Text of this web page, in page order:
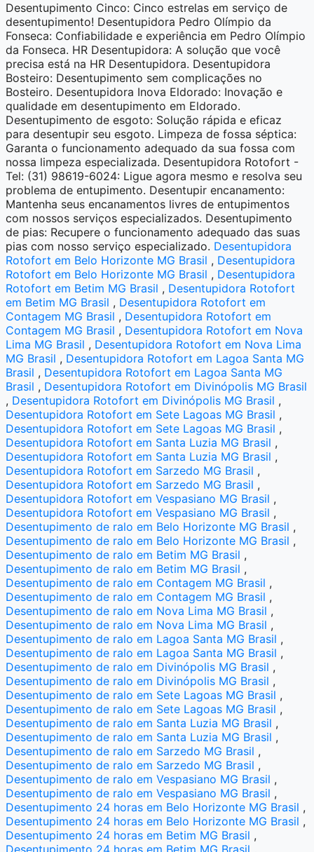
Desentupimento Cinco: Cinco estrelas em serviço de
desentupimento! Desentupidora Pedro Olímpio da
Fonseca: Confiabilidade e experiência em Pedro Olímpio
da Fonseca. HR Desentupidora: A solução que você
precisa está na HR Desentupidora. Desentupidora
Bosteiro: Desentupimento sem complicações no
Bosteiro. Desentupidora Inova Eldorado: Inovação e
qualidade em desentupimento em Eldorado.
Desentupimento de esgoto: Solução rápida e eficaz
para desentupir seu esgoto. Limpeza de fossa séptica:
Garanta o funcionamento adequado da sua fossa com
nossa limpeza especializada. Desentupidora Rotofort -
Tel: (31) 98619-6024: Ligue agora mesmo e resolva seu
problema de entupimento. Desentupir encanamento:
Mantenha seus encanamentos livres de entupimentos
com nossos serviços especializados. Desentupimento
de pias: Recupere o funcionamento adequado das suas
pias com nosso serviço especializado. Desentupidora
Rotofort em Belo Horizonte MG Brasil , Desentupidora
Rotofort em Belo Horizonte MG Brasil , Desentupidora
Rotofort em Betim MG Brasil , Desentupidora Rotofort
em Betim MG Brasil , Desentupidora Rotofort em
Contagem MG Brasil , Desentupidora Rotofort em
Contagem MG Brasil , Desentupidora Rotofort em Nova
Lima MG Brasil , Desentupidora Rotofort em Nova Lima
MG Brasil , Desentupidora Rotofort em Lagoa Santa MG
Brasil , Desentupidora Rotofort em Lagoa Santa MG
Brasil , Desentupidora Rotofort em Divinópolis MG Brasil
, Desentupidora Rotofort em Divinópolis MG Brasil ,
Desentupidora Rotofort em Sete Lagoas MG Brasil ,
Desentupidora Rotofort em Sete Lagoas MG Brasil ,
Desentupidora Rotofort em Santa Luzia MG Brasil ,
Desentupidora Rotofort em Santa Luzia MG Brasil ,
Desentupidora Rotofort em Sarzedo MG Brasil ,
Desentupidora Rotofort em Sarzedo MG Brasil ,
Desentupidora Rotofort em Vespasiano MG Brasil ,
Desentupidora Rotofort em Vespasiano MG Brasil ,
Desentupimento de ralo em Belo Horizonte MG Brasil ,
Desentupimento de ralo em Belo Horizonte MG Brasil ,
Desentupimento de ralo em Betim MG Brasil ,
Desentupimento de ralo em Betim MG Brasil ,
Desentupimento de ralo em Contagem MG Brasil ,
Desentupimento de ralo em Contagem MG Brasil ,
Desentupimento de ralo em Nova Lima MG Brasil ,
Desentupimento de ralo em Nova Lima MG Brasil ,
Desentupimento de ralo em Lagoa Santa MG Brasil ,
Desentupimento de ralo em Lagoa Santa MG Brasil ,
Desentupimento de ralo em Divinópolis MG Brasil ,
Desentupimento de ralo em Divinópolis MG Brasil ,
Desentupimento de ralo em Sete Lagoas MG Brasil ,
Desentupimento de ralo em Sete Lagoas MG Brasil ,
Desentupimento de ralo em Santa Luzia MG Brasil ,
Desentupimento de ralo em Santa Luzia MG Brasil ,
Desentupimento de ralo em Sarzedo MG Brasil ,
Desentupimento de ralo em Sarzedo MG Brasil ,
Desentupimento de ralo em Vespasiano MG Brasil ,
Desentupimento de ralo em Vespasiano MG Brasil ,
Desentupimento 24 horas em Belo Horizonte MG Brasil ,
Desentupimento 24 horas em Belo Horizonte MG Brasil ,
Desentupimento 24 horas em Betim MG Brasil ,